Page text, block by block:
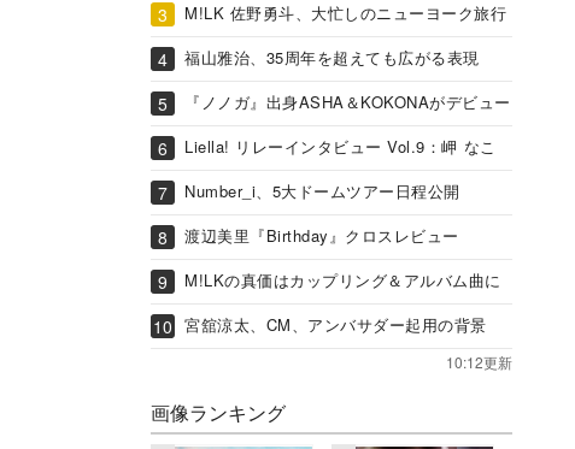
M!LK 佐野勇斗、大忙しのニューヨーク旅行
福山雅治、35周年を超えても広がる表現
『ノノガ』出身ASHA＆KOKONAがデビュー
Liella! リレーインタビュー Vol.9：岬 なこ
Number_i、5大ドームツアー日程公開
渡辺美里『Birthday』クロスレビュー
M!LKの真価はカップリング＆アルバム曲に
宮舘涼太、CM、アンバサダー起用の背景
10:12更新
画像ランキング